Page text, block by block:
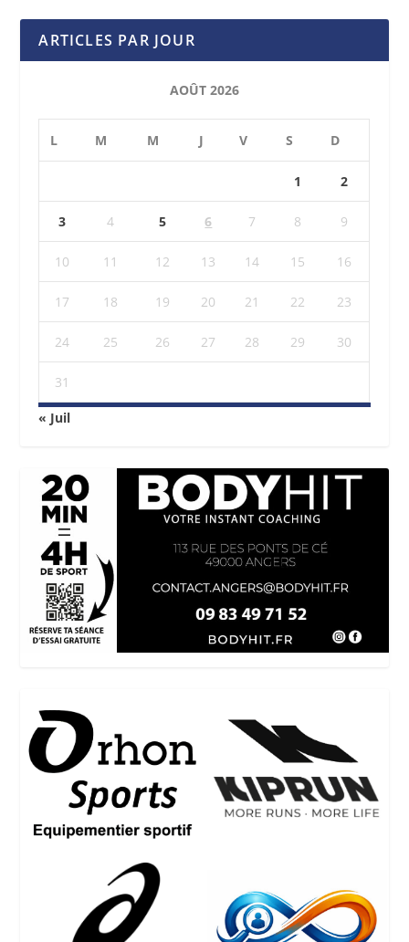
ARTICLES PAR JOUR
AOÛT 2026
L M M J V S D
1 2
3 4 5 6 7 8 9
10 11 12 13 14 15 16
17 18 19 20 21 22 23
24 25 26 27 28 29 30
31
« Juil